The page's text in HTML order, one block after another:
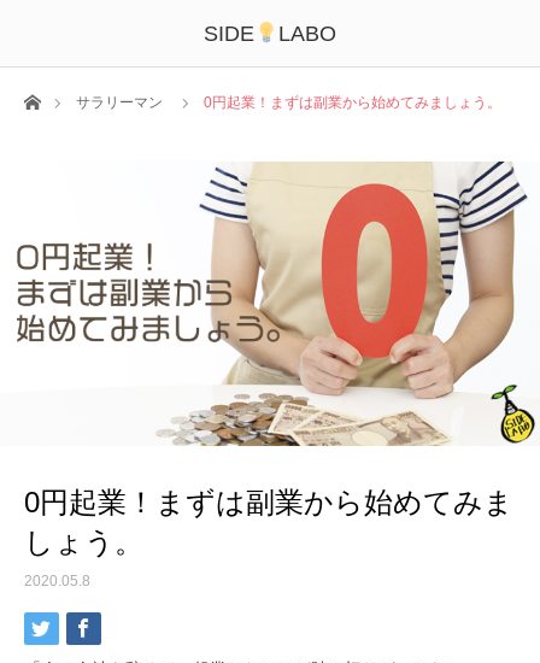
SIDE LABO
ホームサラリーマン 0円起業！まずは副業から始めてみましょう。
0円起業！まずは副業から始めてみま
しょう。
2020.05.8